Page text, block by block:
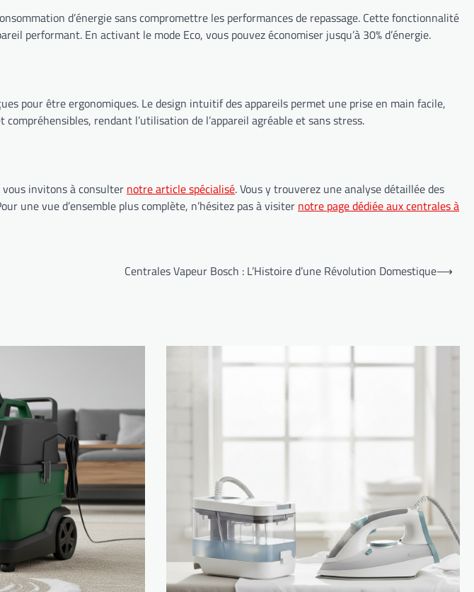
d’énergie sans compromettre les performances de repassage. Cette fonctionnalité
performant. En activant le mode Eco, vous pouvez économiser jusqu’à 30% d’énergie.
pour être ergonomiques. Le design intuitif des appareils permet une prise en main facile,
rendant l’utilisation de l’appareil agréable et sans stress.
invitons à consulter notre article spécialisé. Vous y trouverez une analyse détaillée des
une vue d’ensemble plus complète, n’hésitez pas à visiter notre page dédiée aux centrales à
Centrales Vapeur Bosch : L’Histoire d’une Révolution Domestique⟶